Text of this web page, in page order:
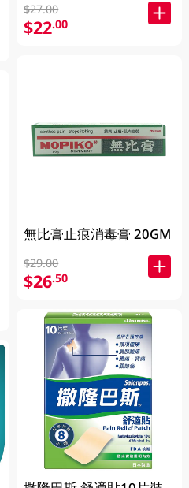
$27.00
$22.00
無比膏止痕消毒膏 20GM
$29.00
$26.50